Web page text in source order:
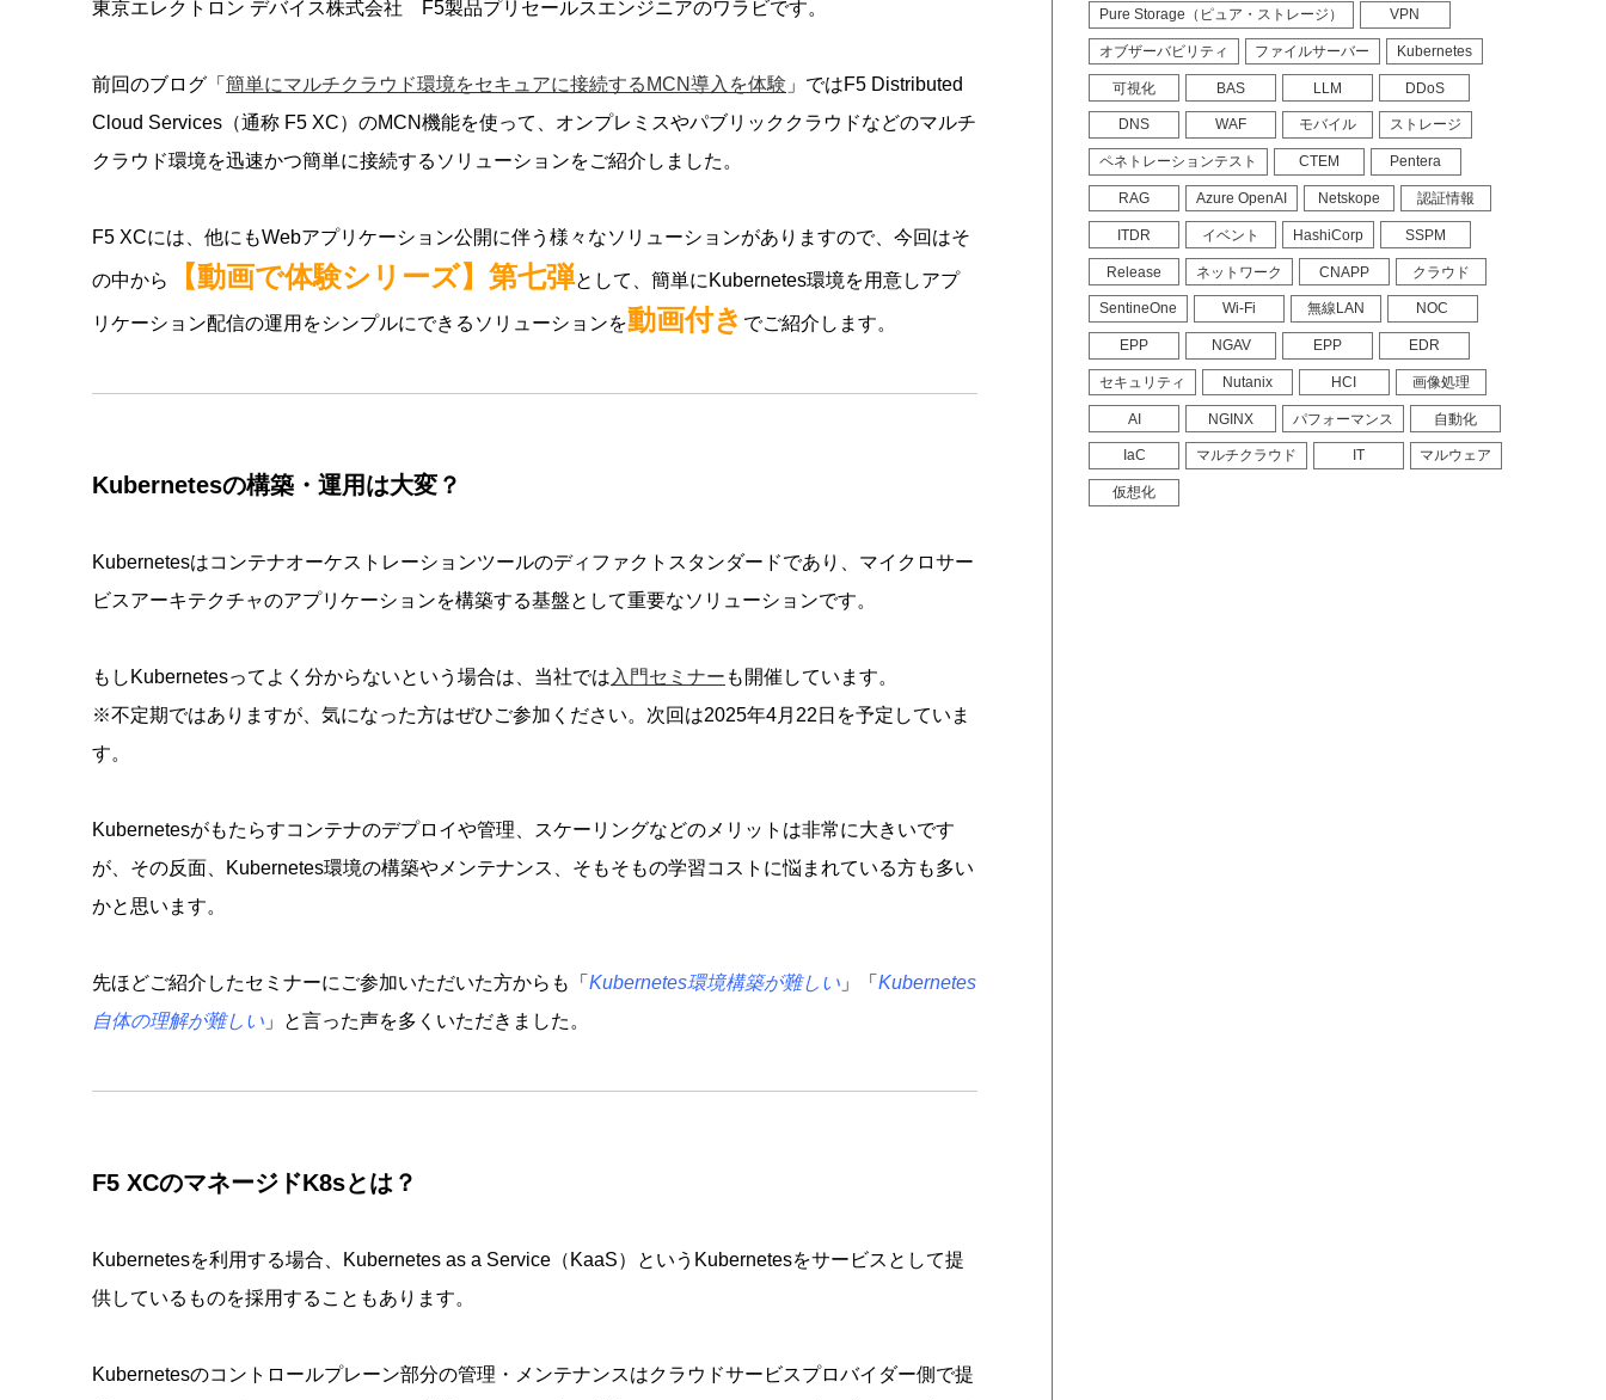
東京エレクトロン デバイス株式会社 F5製品プリセールスエンジニアのワラビです。
前回のブログ「 簡単にマルチクラウド環境をセキュアに接続するMCN導入を体験 」ではF5 Distributed
Cloud Services（通称 F5 XC）のMCN機能を使って、オンプレミスやパブリッククラウドなどのマルチ
クラウド環境を迅速かつ簡単に接続するソリューションをご紹介しました。
F5 XCには、他にもWebアプリケーション公開に伴う様々なソリューションがありますので、今回はそ
の中から 【動画で体験シリーズ】第七弾として、簡単にKubernetes環境を用意しアプ
リケーション配信の運用をシンプルにできるソリューションを動画付き でご紹介します。
Kubernetesの構築・運用は大変？
Kubernetesはコンテナオーケストレーションツールのディファクトスタンダードであり、マイクロサー
ビスアーキテクチャのアプリケーションを構築する基盤として重要なソリューションです。
もしKubernetesってよく分からないという場合は、当社では 入門セミナー も開催しています。
※不定期ではありますが、 気になった方はぜひご参加ください。 次回は2025年4月22日を予定していま
す。
Kubernetesがもたらすコンテナのデプロイや管理、スケーリングなどのメリットは非常に大きいです
が、その反面、Kubernetes環境の構築やメンテナンス、そもそもの学習コストに悩まれている方も多い
かと思います。
先ほどご紹介したセミナーにご参加いただいた方からも「 Kubernetes環境構築が難しい 」「 Kubernetes
自体の理解が難しい 」と言った声を多くいただきました。
F5 XCのマネージドK8sとは？
Kubernetesを利用する場合、Kubernetes as a Service（KaaS）というKubernetesをサービスとして提
供しているものを採用することもあります。
Kubernetesのコントロールプレーン部分の管理・メンテナンスはクラウドサービスプロバイダー側で提
Pure Storage（ピュア・ストレージ） VPN
オブザーバビリティ ファイルサーバー Kubernetes
可視化 BAS LLM DDoS
DNS WAF モバイル ストレージ
ペネトレーションテスト CTEM Pentera
RAG Azure OpenAI Netskope 認証情報
ITDR イベント HashiCorp SSPM
Release ネットワーク CNAPP クラウド
SentineOne Wi-Fi 無線LAN NOC
EPP NGAV EPP EDR
セキュリティ Nutanix HCI 画像処理
AI NGINX パフォーマンス 自動化
IaC マルチクラウド IT マルウェア
仮想化